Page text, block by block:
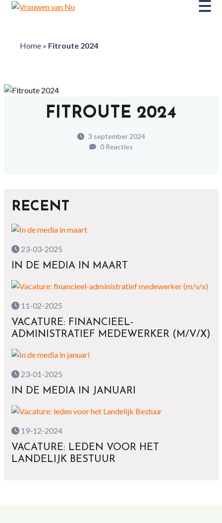
Home» Fitroute 2024
FITROUTE 2024
3 september 2024
0 Reacties
RECENT
23-03-2025
IN DE MEDIA IN MAART
11-02-2025
VACATURE: FINANCIEEL-
ADMINISTRATIEF MEDEWERKER (M/V/X)
23-01-2025
IN DE MEDIA IN JANUARI
19-12-2024
VACATURE: LEDEN VOOR HET
LANDELIJK BESTUUR